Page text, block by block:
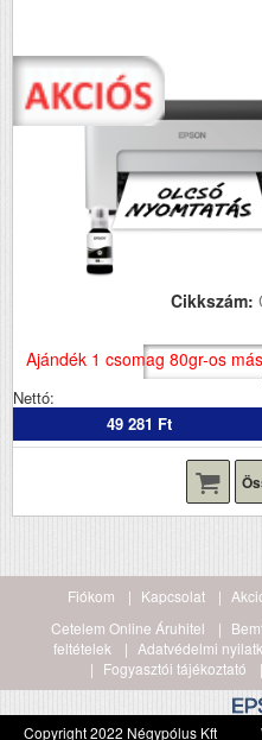
Cikkszám:
Ajándék 1 csomag 80gr-os
Nettó:
49 281 Ft
Fiókom Kapcsolat
Cetelem Online Áruhitel
feltételek
Adatvédelmi
Fogyasztói tájékoztató
Copyright 2022 Négypólus Kft